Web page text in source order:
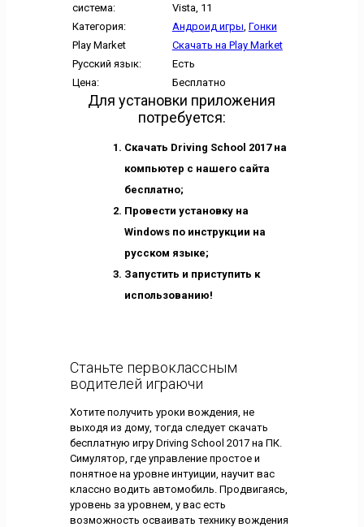
система:
Vista, 11
Категория:
Андроид игры, Гонки
Play Market
Скачать на Play Market
Русский язык:
Есть
Цена:
Бесплатно
Для установки приложения
потребуется:
Скачать Driving School 2017 на
компьютер с нашего сайта
бесплатно;
Провести установку на
Windows по инструкции на
русском языке;
Запустить и приступить к
использованию!
Станьте первоклассным
водителей играючи
Хотите получить уроки вождения, не
выходя из дому, тогда следует скачать
бесплатную игру Driving School 2017 на ПК.
Симулятор, где управление простое и
понятное на уровне интуиции, научит вас
классно водить автомобиль. Продвигаясь,
уровень за уровнем, у вас есть
возможность осваивать технику вождения